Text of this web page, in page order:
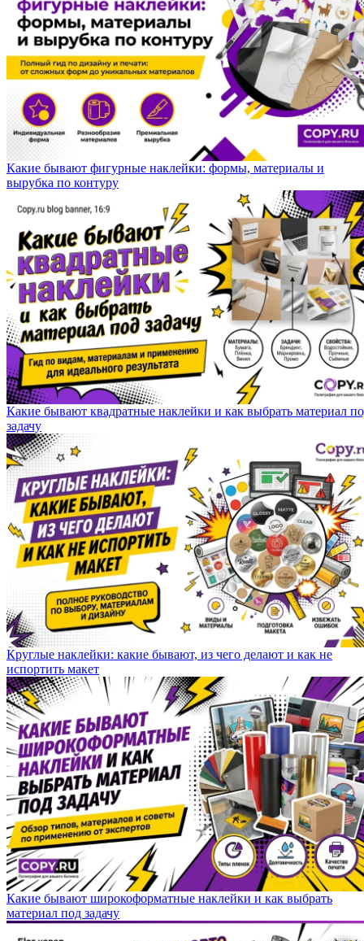
Какие бывают фигурные наклейки: формы, материалы и
вырубка по контуру
Какие бывают квадратные наклейки и как выбрать материал
задачу
Круглые наклейки: какие бывают, из чего делают и как не
испортить макет
Какие бывают широкоформатные наклейки и как выбрать
материал под задачу